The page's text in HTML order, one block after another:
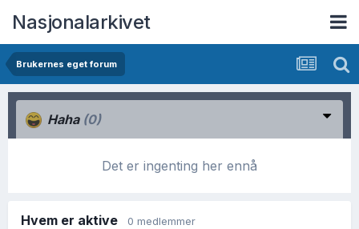
Nasjonalarkivet
Brukernes eget forum
Haha (0)
Det er ingenting her ennå
Hvem er aktive 0 medlemmer